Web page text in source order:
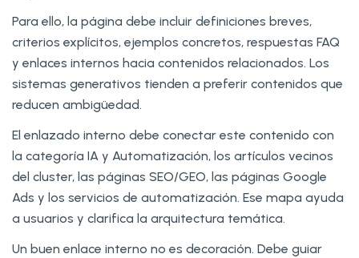
Para ello, la página debe incluir definiciones breves,
criterios explícitos, ejemplos concretos, respuestas FAQ
y enlaces internos hacia contenidos relacionados. Los
sistemas generativos tienden a preferir contenidos que
reducen ambigüedad.
El enlazado interno debe conectar este contenido con
la categoría IA y Automatización, los artículos vecinos
del cluster, las páginas SEO/GEO, las páginas Google
Ads y los servicios de automatización. Ese mapa ayuda
a usuarios y clarifica la arquitectura temática.
Un buen enlace interno no es decoración. Debe guiar